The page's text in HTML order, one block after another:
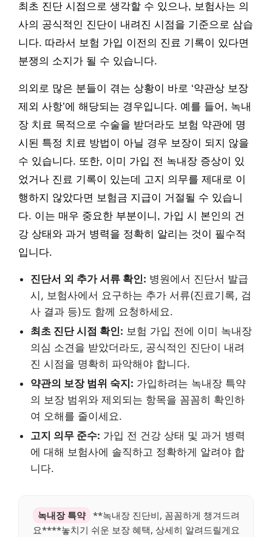
최초 진단 시점으로 생각할 수 있으나, 보험사는 의
사의 공식적인 진단이 내려진 시점을 기준으로 삼습
니다. 따라서 보험 가입 이전의 진료 기록이 있다면
분쟁의 소지가 될 수 있습니다.
의외로 많은 분들이 겪는 상황이 바로 ‘약관상 보장
제외 사항’에 해당되는 경우입니다. 예를 들어, 녹내
장 치료 목적으로 수술을 받더라도 보험 약관에 명
시된 특정 치료 방법이 아닐 경우 보장이 되지 않을
수 있습니다. 또한, 이미 가입 전 녹내장 증상이 있
었거나 진료 기록이 있는데 고지 의무를 제대로 이
행하지 않았다면 보험금 지급이 거절될 수 있습니
다. 이는 매우 중요한 부분이니, 가입 시 본인의 건
강 상태와 과거 병력을 정확히 알리는 것이 필수적
입니다.
진단서 외 추가 서류 확인: 병원에서 진단서 발급
시, 보험사에서 요구하는 추가 서류(진료기록, 검
사 결과 등)도 함께 요청하세요.
최초 진단 시점 확인: 보험 가입 전에 이미 녹내장
의심 소견을 받았더라도, 공식적인 진단이 내려
진 시점을 명확히 파악해야 합니다.
약관의 보장 범위 숙지: 가입하려는 녹내장 특약
의 보장 범위와 제외되는 항목을 꼼꼼히 확인하
여 오해를 줄이세요.
고지 의무 준수: 가입 전 건강 상태 및 과거 병력
에 대해 보험사에 솔직하고 정확하게 알려야 합
니다.
녹내장 특약
**녹내장 진단비, 꼼꼼하게 챙겨드려
요****놓치기 쉬운 보장 혜택, 상세히 알려드릴게요